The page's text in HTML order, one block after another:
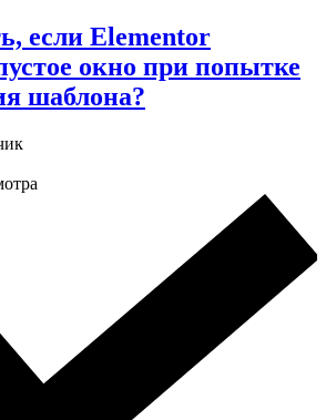
если Elementor
окно при попытке
шаблона?